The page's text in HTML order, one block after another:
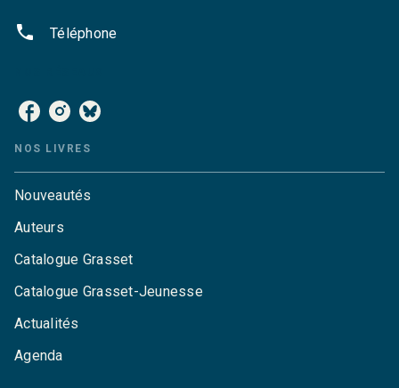
phone Téléphone
NOS LIVRES
Nouveautés
Auteurs
Catalogue Grasset
Catalogue Grasset-Jeunesse
Actualités
Agenda